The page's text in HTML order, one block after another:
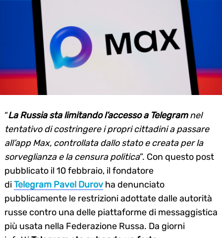
“La Russia sta limitando l’accesso a Telegramnel
tentativo di costringere i propri cittadini a passare
all’app Max, controllata dallo stato e creata per la
sorveglianza e la censura politica”. Con questo post
pubblicato il 10 febbraio, il fondatore
diTelegram Pavel Durov ha denunciato
pubblicamente le restrizioni adottate dalle autorità
russe contro una delle piattaforme di messaggistica
più usata nella Federazione Russa. Da giorni